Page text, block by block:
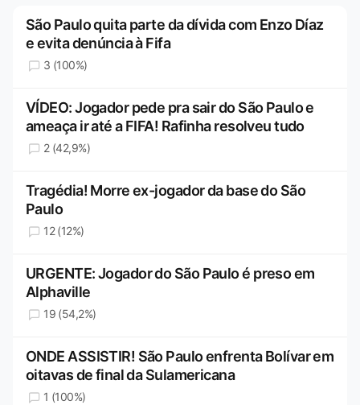
São Paulo quita parte da dívida com Enzo Díaz
e evita denúncia à Fifa
3 (100%)
VÍDEO: Jogador pede pra sair do São Paulo e
ameaça ir até a FIFA! Rafinha resolveu tudo
2 (42,9%)
Tragédia! Morre ex-jogador da base do São
Paulo
12 (12%)
URGENTE: Jogador do São Paulo é preso em
Alphaville
19 (54,2%)
ONDE ASSISTIR! São Paulo enfrenta Bolívar em
oitavas de final da Sulamericana
1 (100%)